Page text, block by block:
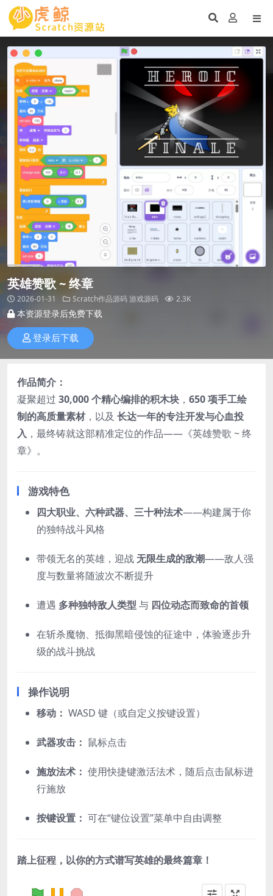
英雄赞歌 ~ 终章
2026-01-31 Scratch作品源码游戏源码 2.3K
本资源登录后免费下载
登录后下载
作品简介：
凝聚超过 30,000 个精心编排的积木块 ， 650 项手工绘
制的高质量素材，以及 长达一年的专注开发与心血投
入 ，最终铸就这部精准定位的作品——《英雄赞歌 ~ 终
章》。
游戏特色
四大职业、六种武器、三十种法术——构建属于你
的独特战斗风格
带领无名的英雄，迎战无限生成的敌潮——敌人强
度与数量将随波次不断提升
遭遇 多种独特敌人类型 与 四位动态而致命的首领
在斩杀魔物、抵御黑暗侵蚀的征途中，体验逐步升
级的战斗挑战
操作说明
移动： WASD 键（或自定义按键设置）
武器攻击： 鼠标点击
施放法术： 使用快捷键激活法术，随后点击鼠标进
行施放
按键设置： 可在“键位设置”菜单中自由调整
踏上征程，以你的方式谱写英雄的最终篇章！